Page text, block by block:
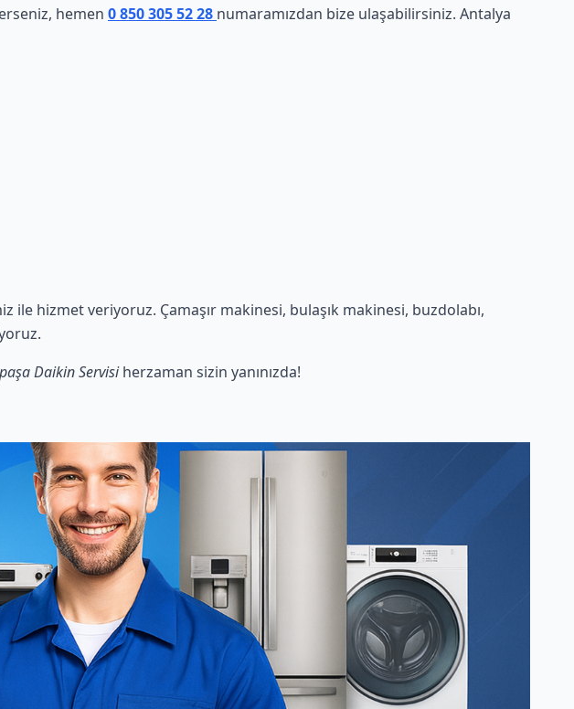
hemen 0 850 305 52 28 numaramızdan bize ulaşabilirsiniz. Antalya
hizmet veriyoruz. Çamaşır makinesi, bulaşık makinesi, buzdolabı,
Daikin Servisiherzaman sizin yanınızda!